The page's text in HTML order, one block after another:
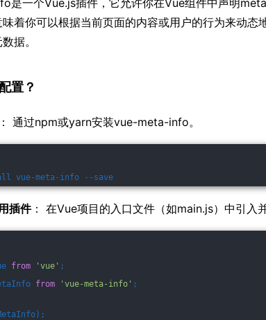
是一个Vue.js插件，它允许你在Vue组件中声明
着你可以根据当前页面的内容或用户的行为来动态
据。
置？
通过npm或yarn安装vue-meta-info。
vue-meta-info --save
插件： 在Vue项目的入口文件（如main.js）中引入
from 'vue' ;
from 'vue-meta-info' ;